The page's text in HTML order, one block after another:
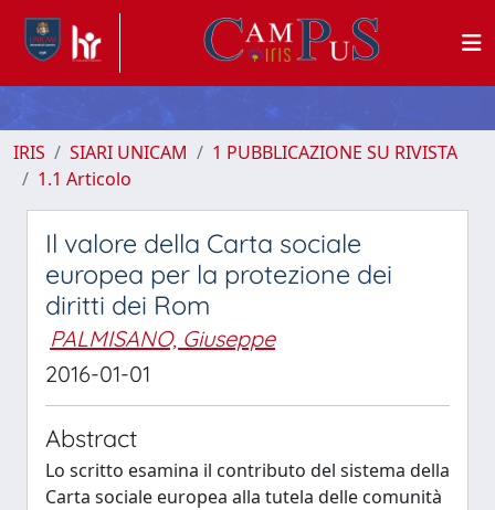
IRIS SIARI UNICAM
1 PUBBLICAZIONE SU RIVISTA
1.1 Articolo
Il valore della Carta sociale
europea per la protezione dei
diritti dei Rom
PALMISANO, Giuseppe
2016-01-01
Abstract
Lo scritto esamina il contributo del sistema della
Carta sociale europea alla tutela delle comunità